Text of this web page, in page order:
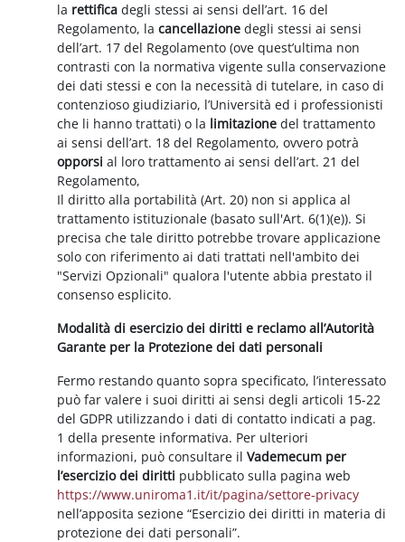
la rettificadegli stessi ai sensi dell’art. 16 del
Regolamento, lacancellazione degli stessi ai sensi
dell’art. 17 del Regolamento (ove quest’ultima non
contrasti con la normativa vigente sulla conservazione
dei dati stessi e con la necessità di tutelare, in caso di
contenzioso giudiziario, l’Università ed i professionisti
che li hanno trattati) o la limitazione del trattamento
ai sensi dell’art. 18 del Regolamento, ovvero potrà
opporsi al loro trattamento ai sensi dell’art. 21 del
Regolamento,
Il diritto alla portabilità (Art. 20) non si applica al
trattamento istituzionale (basato sull'Art. 6(1)(e)). Si
precisa che tale diritto potrebbe trovare applicazione
solo con riferimento ai dati trattati nell'ambito dei
"Servizi Opzionali" qualora l'utente abbia prestato il
consenso esplicito.
Modalità di esercizio dei diritti e reclamo all’Autorità
Garante per la Protezione dei dati personali
Fermo restando quanto sopra specificato, l’interessato
può far valere i suoi diritti ai sensi degli articoli 15-22
del GDPR utilizzando i dati di contatto indicati a pag.
1 della presente informativa. Per ulteriori
informazioni, può consultare ilVademecum per
l’esercizio dei diritti pubblicato sulla pagina web
https://www.uniroma1.it/it/pagina/settore-privacy
nell’apposita sezione “Esercizio dei diritti in materia di
protezione dei dati personali”.